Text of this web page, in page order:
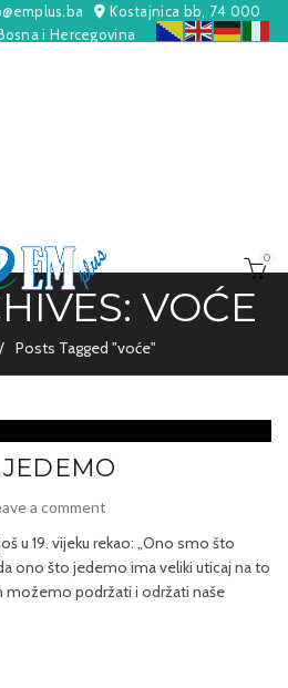
Kostajnica bb, 74 000
i Hercegovina
0
VOĆE
Posts Tagged "voće"
JEDEMO
a comment
u 19. vijeku rekao: „Ono smo što
ono što jedemo ima veliki uticaj na to
možemo podržati i održati naše